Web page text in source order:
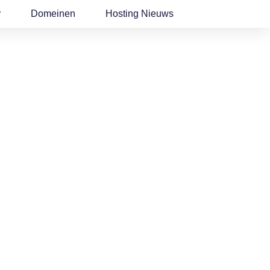
Domeinen Hosting Nieuws